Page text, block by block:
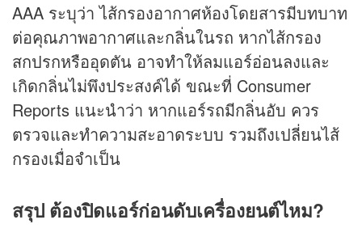
AAA ระบุว่า ไส้กรองอากาศห้องโดยสารมีบทบาท
ต่อคุณภาพอากาศและกลิ่นในรถ หากไส้กรอง
สกปรกหรืออุดตัน อาจทำให้ลมแอร์อ่อนลงและ
เกิดกลิ่นไม่พึงประสงค์ได้ ขณะที่ Consumer
Reports แนะนำว่า หากแอร์รถมีกลิ่นอับ ควร
ตรวจและทำความสะอาดระบบ รวมถึงเปลี่ยนไส้
กรองเมื่อจำเป็น
สรุป ต้องปิดแอร์ก่อนดับเครื่องยนต์ไหม?